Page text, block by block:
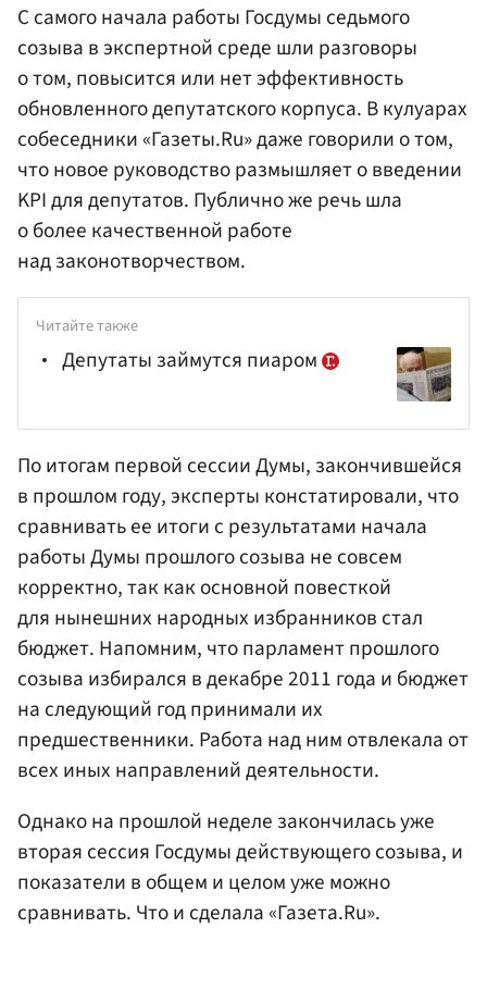
С самого начала работы Госдумы седьмого
созыва в экспертной среде шли разговоры
о том, повысится или нет эффективность
обновленного депутатского корпуса. В кулуарах
собеседники «Газеты.Ru» даже говорили о том,
что новое руководство размышляет о введении
KPI для депутатов. Публично же речь шла
о более качественной работе
над законотворчеством.
Читайте также
Депутаты займутся пиаром
По итогам первой сессии Думы, закончившейся
в прошлом году, эксперты констатировали, что
сравнивать ее итоги с результатами начала
работы Думы прошлого созыва не совсем
корректно, так как основной повесткой
для нынешних народных избранников стал
бюджет. Напомним, что парламент прошлого
созыва избирался в декабре 2011 года и бюджет
на следующий год принимали их
предшественники. Работа над ним отвлекала от
всех иных направлений деятельности.
Однако на прошлой неделе закончилась уже
вторая сессия Госдумы действующего созыва, и
показатели в общем и целом уже можно
сравнивать. Что и сделала «Газета.Ru».